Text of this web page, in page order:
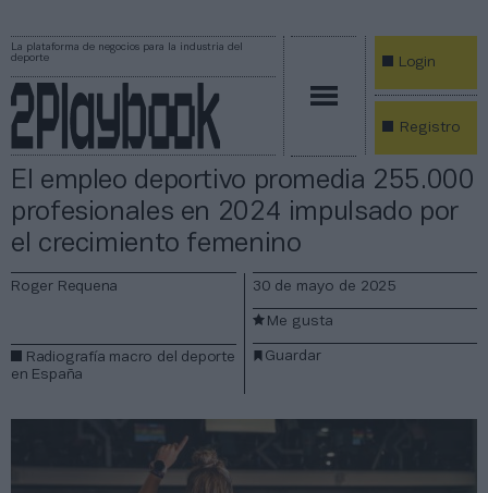
La plataforma de negocios para la industria del
deporte
Login
Registro
El empleo deportivo promedia 255.000
profesionales en 2024 impulsado por
el crecimiento femenino
Roger Requena
Radiografía macro del deporte
en España
30 de mayo de 2025
Guardar
Me gusta